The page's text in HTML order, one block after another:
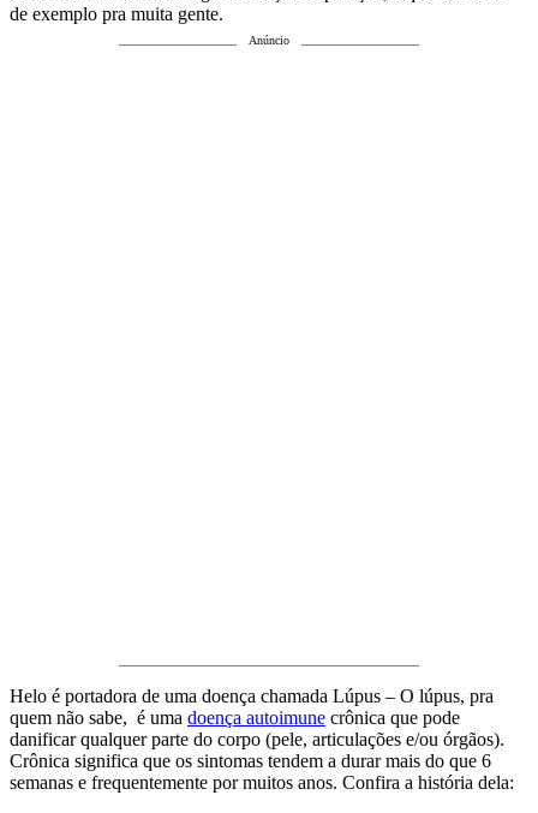
de exemplo pra muita gente.
Anúncio
Helo é portadora de uma doença chamada Lúpus – O lúpus, pra
quem não sabe, é uma doença autoimune crônica que pode
danificar qualquer parte do corpo (pele, articulações e/ou órgãos).
Crônica significa que os sintomas tendem a durar mais do que 6
semanas e frequentemente por muitos anos. Confira a história dela: